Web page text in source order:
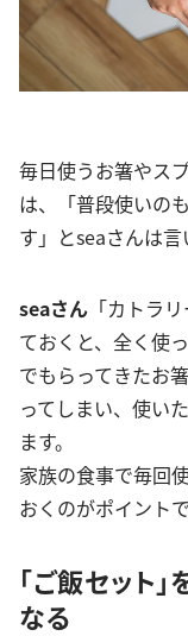
毎日使うお箸やス
は、「普段使いの
す」とseaさんは言
seaさん 「カトラ
ておくと、全く使
でもらってきたお
ってしまい、使い
ます。
家族の食事で毎回
おくのがポイントで
「ご飯セット
なる